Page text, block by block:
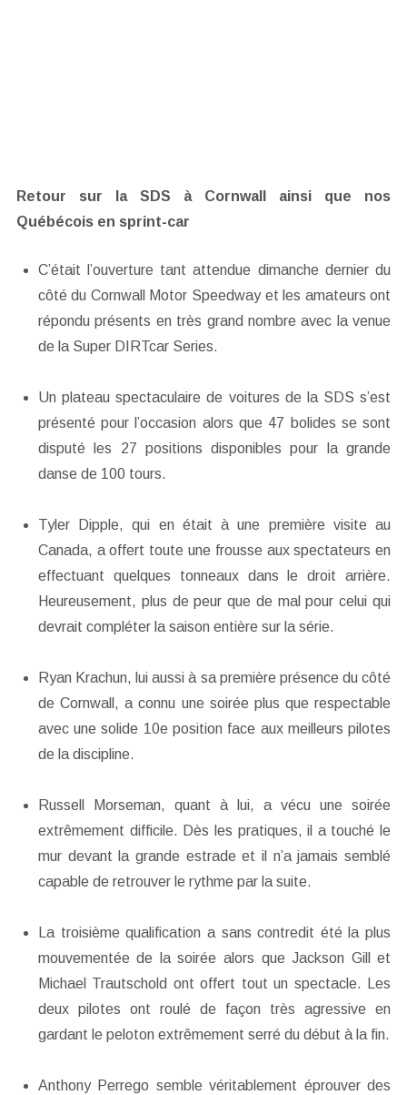
Retour sur la SDS à Cornwall ainsi que nos
Québécois en sprint-car
C’était l’ouverture tant attendue dimanche dernier du
côté du Cornwall Motor Speedway et les amateurs ont
répondu présents en très grand nombre avec la venue
de la Super DIRTcar Series.
Un plateau spectaculaire de voitures de la SDS s’est
présenté pour l’occasion alors que 47 bolides se sont
disputé les 27 positions disponibles pour la grande
danse de 100 tours.
Tyler Dipple, qui en était à une première visite au
Canada, a offert toute une frousse aux spectateurs en
effectuant quelques tonneaux dans le droit arrière.
Heureusement, plus de peur que de mal pour celui qui
devrait compléter la saison entière sur la série.
Ryan Krachun, lui aussi à sa première présence du côté
de Cornwall, a connu une soirée plus que respectable
avec une solide 10e position face aux meilleurs pilotes
de la discipline.
Russell Morseman, quant à lui, a vécu une soirée
extrêmement difficile. Dès les pratiques, il a touché le
mur devant la grande estrade et il n’a jamais semblé
capable de retrouver le rythme par la suite.
La troisième qualification a sans contredit été la plus
mouvementée de la soirée alors que Jackson Gill et
Michael Trautschold ont offert tout un spectacle. Les
deux pilotes ont roulé de façon très agressive en
gardant le peloton extrêmement serré du début à la fin.
Anthony Perrego semble véritablement éprouver des